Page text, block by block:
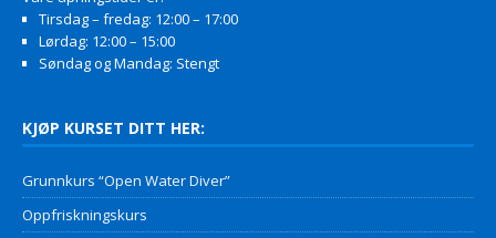
Tirsdag – fredag: 12:00 – 17:00
Lørdag: 12:00 – 15:00
Søndag og Mandag: Stengt
KJØP KURSET DITT HER:
Grunnkurs “Open Water Diver”
Oppfriskningskurs